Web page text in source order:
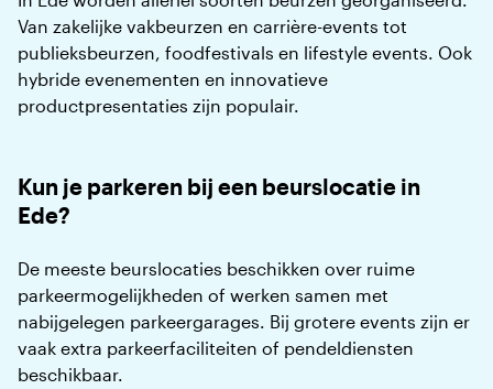
Van zakelijke vakbeurzen en carrière-events tot
publieksbeurzen, foodfestivals en lifestyle events. Ook
hybride evenementen en innovatieve
productpresentaties zijn populair.
Kun je parkeren bij een beurslocatie in
Ede?
De meeste beurslocaties beschikken over ruime
parkeermogelijkheden of werken samen met
nabijgelegen parkeergarages. Bij grotere events zijn er
vaak extra parkeerfaciliteiten of pendeldiensten
beschikbaar.